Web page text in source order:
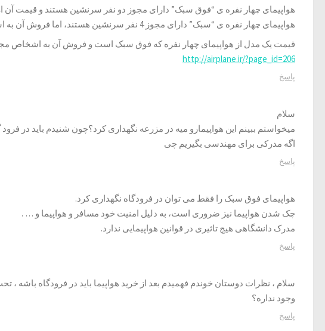
هواپیمای چهار نفره ی “فوق سبک” دارای مجوز دو نفر سرنشین هستند و قیمت آن از حدود 400 میلیون تومان
هواپیمای چهار نفره ی “سبک” دارای مجوز 4 نفر سرنشین هستند، اما فروش آن به اشخاص ممنوع است.
قیمت یک مدل از هواپیمای چهار نفره که فوق سبک است و فروش آن به اشخاص
http://airplane.ir/?page_id=206
پاسخ
سلام
میخواستم ببینم این هواپیمارو میه در مزرعه نگهداری کرد؟چون شنیدم باید در
اگه مدرکی برای مهندسی بگیریم چی
پاسخ
هواپیمای فوق سبک را فقط می توان در فرودگاه نگهداری کرد.
چک شدن هواپیما نیز ضروری است، به دلیل امنیت خود مسافر و هواپیما و … .
مدرک دانشگاهی هیچ تاثیری در قوانین هواپیمایی ندارد.
پاسخ
سلام ، نظرات دوستان خوندم فهمیدم بعد از خرید هواپیما باید در فرودگاه
وجود نداره؟
پاسخ